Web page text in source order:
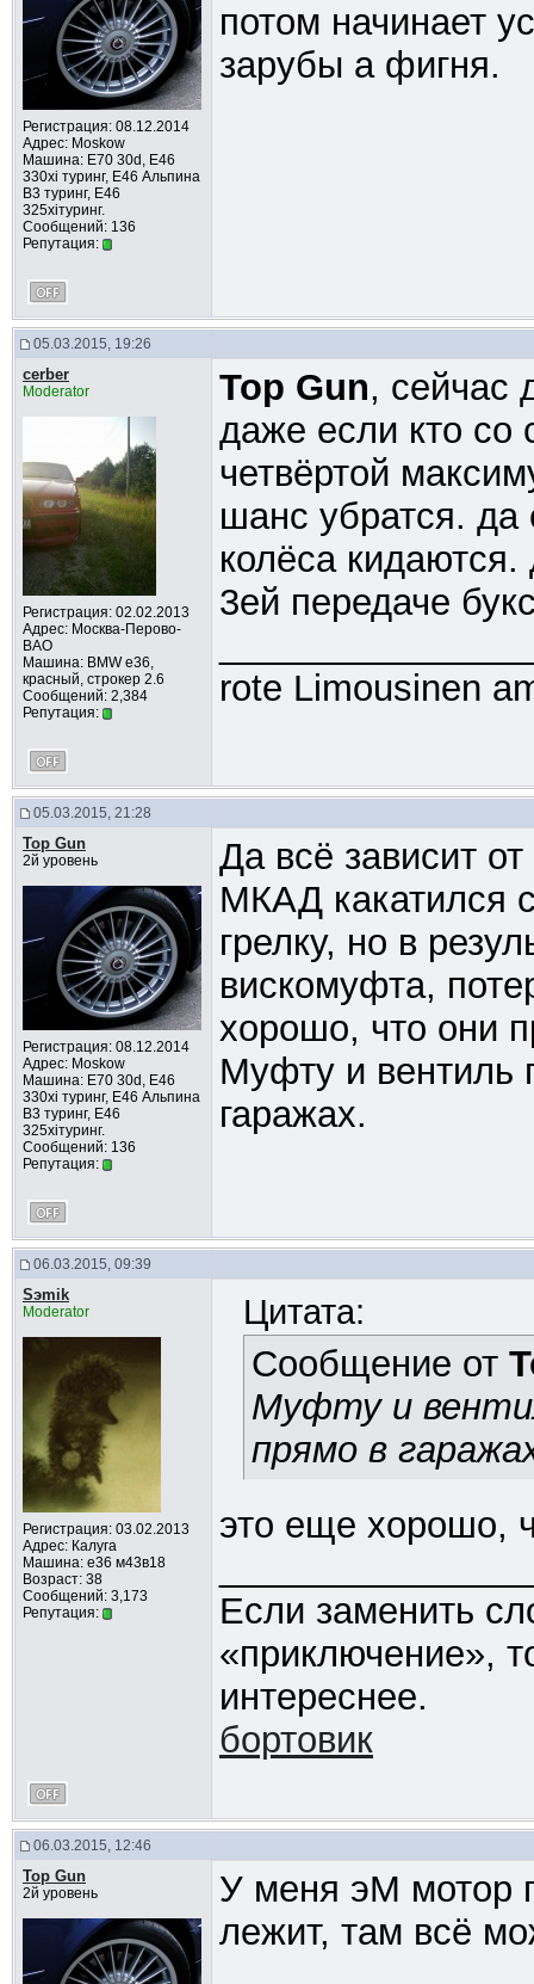
Регистрация: 08.12.2014
Адрес: Moskow
Машина: E70 30d, Е46
330xi туринг, Е46 Альпина
В3 туринг, Е46
325xiтуринг.
Сообщений: 136
Репутация:
потом начинает
зарубы а фигня.
05.03.2015, 19:26
cerber
Moderator
Регистрация: 02.02.2013
Адрес: Москва-Перово-
ВАО
Машина: BMW e36,
красный, строкер 2.6
Сообщений: 2,384
Репутация:
Top Gun, сейчас
даже если кто со
четвёртой
шанс убратся.
колёса
3ей передаче
rote Limousinen
05.03.2015, 21:28
Top Gun
2й уровень
Регистрация: 08.12.2014
Адрес: Moskow
Машина: E70 30d, Е46
330xi туринг, Е46 Альпина
В3 туринг, Е46
325xiтуринг.
Сообщений: 136
Репутация:
Да всё зависит
МКАД какатился
грелку, но в
вискомуфта,
хорошо, что они
Муфту и вентиль
гаражах.
06.03.2015, 09:39
Sэmik
Moderator
Регистрация: 03.02.2013
Адрес: Калуга
Машина: е36 м43в18
Возраст: 38
Сообщений: 3,173
Репутация:
Цитата:
Сообщение от
Муфту и
прямо в
это еще хорошо,
Если заменить
«приключение»,
интереснее.
бортовик
06.03.2015, 12:46
Top Gun
2й уровень
У меня эМ мотор
лежит, там всё